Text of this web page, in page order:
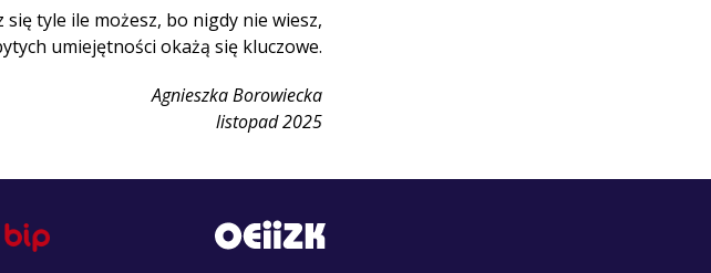
się tyle ile możesz, bo nigdy nie wiesz,
umiejętności okażą się kluczowe.
Agnieszka Borowiecka
listopad 2025